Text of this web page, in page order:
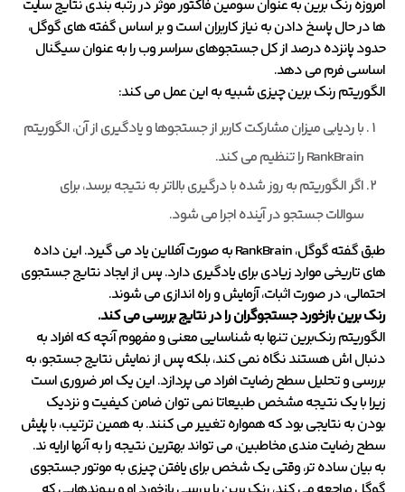
امروزه رنک برین به عنوان سومین فاکتور موثر در رتبه بندی نتایج سایت
ها در حال پاسخ دادن به نیاز کاربران است و بر اساس گفته های گوگل،
حدود پانزده درصد از کل جستجوهای سراسر وب را به عنوان سیگنال
اساسی فرم می دهد.
الگوریتم رنک برین چیزی شبیه به این عمل می کند:
با ردیابی میزان مشارکت کاربر از جستجوها و یادگیری از آن، الگوریتم
RankBrain را تنظیم می کند.
اگر الگوریتم به روز شده با درگیری بالاتر به نتیجه برسد، برای
سوالات جستجو در آینده اجرا می شود.
طبق گفته گوگل، RankBrain به صورت آفلاین یاد می گیرد. این داده
های تاریخی موارد زیادی برای یادگیری دارد. پس از ایجاد نتایج جستجوی
احتمالی، در صورت اثبات، آزمایش و راه اندازی می شوند.
رنک برین بازخورد جستجوگران را در نتایج بررسی می کند.
الگوریتم رنک‌برین تنها به شناسایی معنی و مفهوم آنچه که افراد به
دنبال اش هستند نگاه نمی کند، بلکه پس از نمایش نتایج جستجو، به
بررسی و تحلیل سطح رضایت افراد می پردازد. این یک امر ضروری است
زیرا با یک نتیجه مشخص طبیعاتا نمی توان ضامن کیفیت و نزدیک
بودن به نتایجی بود که همواره تغییر می کنند. به همین ترتیب، با پایش
سطح رضایت مندی مخاطبین، می تواند بهترین نتیجه را به آنها ارایه ند.
به بیان ساده تر، وقتی یک شخص برای یافتن چیزی به موتور جستجوی